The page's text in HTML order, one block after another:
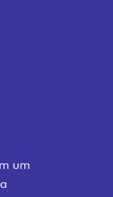
um